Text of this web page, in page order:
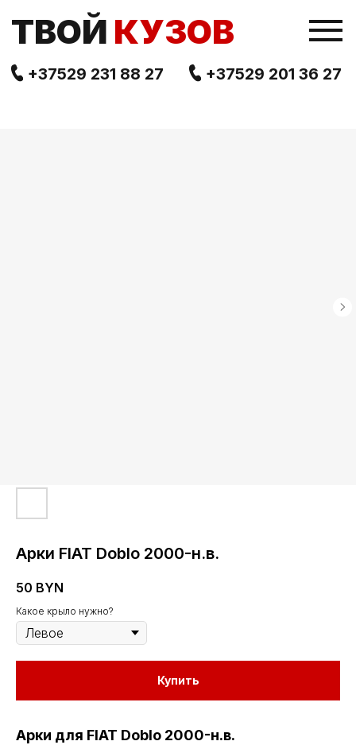
TВОЙ КУЗОВ
Арки FIAT Doblo 2000-н.в.
50 BYN
Какое крыло нужно?
Купить
Арки для FIAT Doblo 2000-н.в.